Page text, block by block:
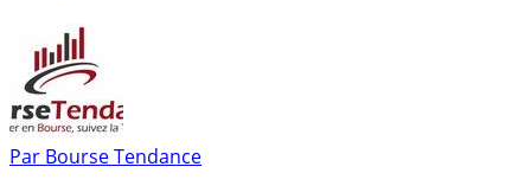
Par Bourse Tendance